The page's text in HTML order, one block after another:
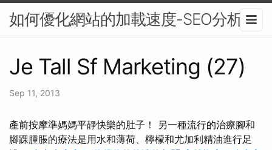
如何優化網站的加載速度-SEO分析
Je Tall Sf Marketing (27)
Sep 11, 2013
產前按摩準媽媽平靜快樂的肚子！ 另一種流行的治療腳和
腳踝腫脹的療法是用水和薄荷、檸檬和尤加利精油進行足